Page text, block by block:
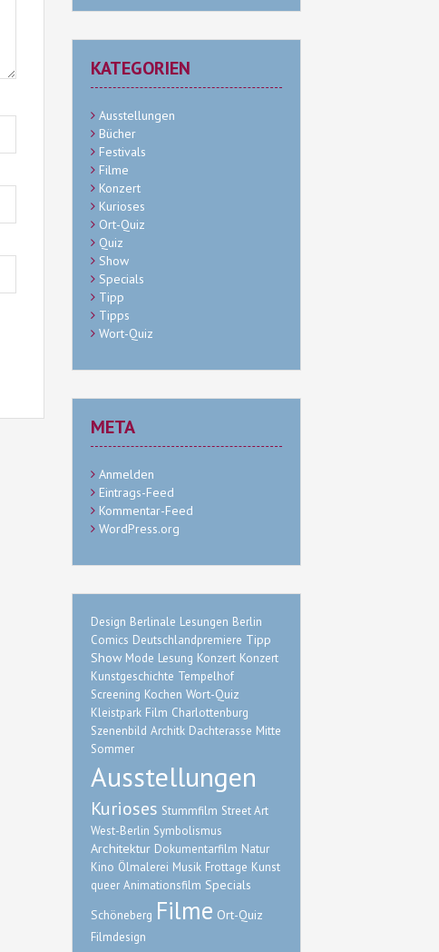
KATEGORIEN
Ausstellungen
Bücher
Festivals
Filme
Konzert
Kurioses
Ort-Quiz
Quiz
Show
Specials
Tipp
Tipps
Wort-Quiz
META
Anmelden
Eintrags-Feed
Kommentar-Feed
WordPress.org
Design Berlinale Lesungen Berlin
Comics Deutschlandpremiere Tipp
Show Mode Lesung Konzert Konzert
Kunstgeschichte Tempelhof
Screening Kochen Wort-Quiz
Kleistpark Film Charlottenburg
Szenenbild Architk Dachterasse Mitte
Sommer
Ausstellungen
Kurioses Stummfilm Street Art
West-Berlin Symbolismus
Architektur Dokumentarfilm Natur
Kino Ölmalerei Musik Frottage Kunst
queer Animationsfilm Specials
Schöneberg Filme Ort-Quiz
Filmdesign